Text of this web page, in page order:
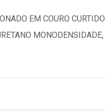
EM COURO CURTIDO
MONODENSIDADE,